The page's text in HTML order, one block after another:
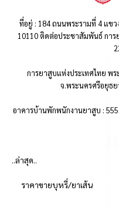
ที่อยู่ : 184 ถนนพระรามที่ 4 แขว
10110 ติดต่อประชาสัมพันธ์ การ
การยาสูบแห่งประเทศไทย พ
จ.พระนครศรีอยุธย
อาคารบ้านพักพนักงานยาสูบ :
..ล่าสุด..
ราคาขายบุหรี่/ยาเส้น